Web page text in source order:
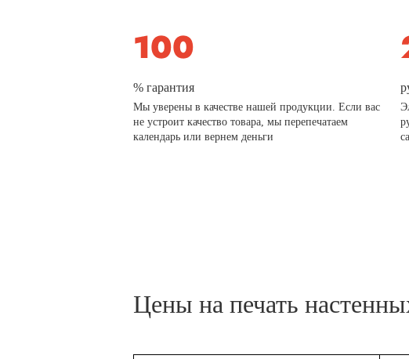
% гарантия
Мы уверены в качестве нашей продукции. Если вас
не устроит качество товара, мы перепечатаем
календарь или вернем деньги
Цены на печать